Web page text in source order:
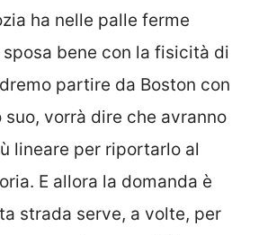
ha nelle palle ferme
sposa bene con la fisicità di
partire da Boston con
vorrà dire che avranno
lineare per riportarlo al
E allora la domanda è
strada serve, a volte, per